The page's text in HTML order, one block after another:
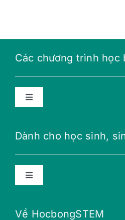
Các chương trình học
Toggle
Học bổng THPT
Dành cho học sinh,
Toggle
Về HocbongSTEM